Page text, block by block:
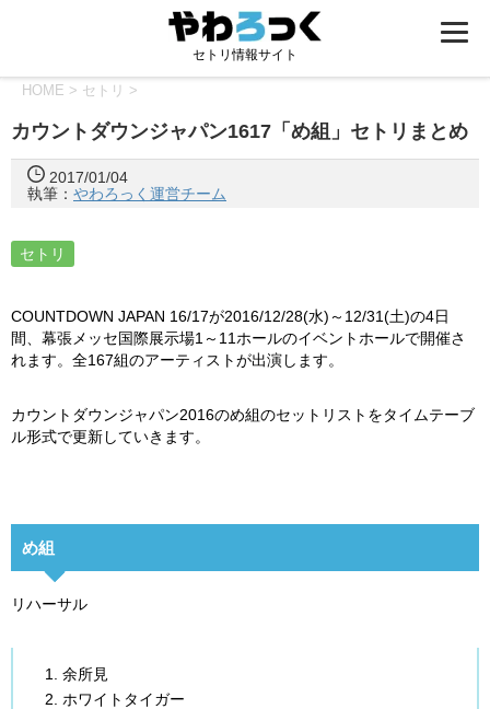
セトリ情報サイト
HOME > セトリ >
カウントダウンジャパン1617「め組」セトリまとめ
2017/01/04
執筆： やわろっく運営チーム
セトリ
COUNTDOWN JAPAN 16/17が2016/12/28(水)～12/31(土)の4日
間、幕張メッセ国際展示場1～11ホールのイベントホールで開催さ
れます。全167組のアーティストが出演します。
カウントダウンジャパン2016のめ組のセットリストをタイムテーブ
ル形式で更新していきます。
め組
リハーサル
余所見
ホワイトタイガー